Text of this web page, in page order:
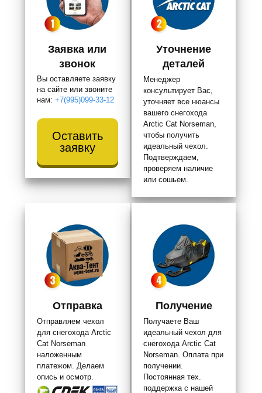
Заявка или
звонок
Вы оставляете заявку
на сайте или звоните
нам:+7(995)099-33-12
Оставить
заявку
Уточнение
деталей
Менеджер
консультирует Вас,
уточняет все нюансы
вашего снегохода
Arctic Cat Norseman,
чтобы получить
идеальный чехол.
Подтверждаем,
проверяем наличие
или сошьем.
Отправка
Отправляем чехол
для снегохода Arctic
Cat Norseman
наложенным
платежом. Делаем
опись и осмотр.
Получение
Получаете Ваш
идеальный чехол для
снегохода Arctic Cat
Norseman. Оплата при
получении.
Постоянная тех.
поддержка с нашей